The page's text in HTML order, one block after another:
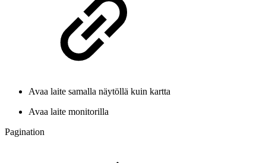
Avaa laite samalla näytöllä kuin kartta
Avaa laite monitorilla
Pagination